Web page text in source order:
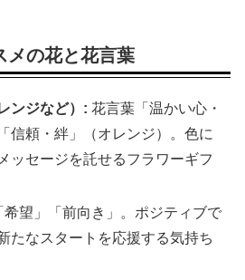
メの花と花言葉
ンジなど）: 花言葉「温かい心・
信頼・絆」（オレンジ）。色に
ッセージを託せるフラワーギフ
希望」「前向き」。ポジティブで
たなスタートを応援する気持ち